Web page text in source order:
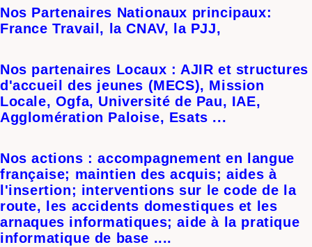
Nos Partenaires Nationaux principaux:
France Travail, la CNAV, la PJJ,
Nos partenaires Locaux : AJIR et structures
d'accueil des jeunes (MECS), Mission
Locale, Ogfa, Université de Pau, IAE,
Agglomération Paloise, Esats ...
Nos actions : accompagnement en langue
française; maintien des acquis; aides à
l'insertion; interventions sur le code de la
route, les accidents domestiques et les
arnaques informatiques; aide à la pratique
informatique de base ....